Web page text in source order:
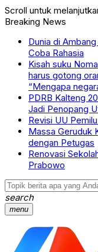
Scroll untuk
Breaking News
Dunia di
Coba Rahasia
Kisah suku
harus gotong
“Mengapa
PDRB Kalteng
Jadi Penopang
Revisi UU
Massa Geruduk
dengan Petugas
Renovasi
Prabowo
search
menu